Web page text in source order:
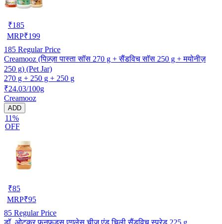
₹185
MRP₹199
185 Regular Price
Creamooz (पिज़्ज़ा पास्ता सॉस 270 g + सैंडविच सॉस 250 g + मयोनीज़
250 g) (Pet Jar)
270 g + 250 g + 250 g
₹24.03/100g
Creamooz
ADD
11%
OFF
₹85
MRP₹95
85 Regular Price
डॉ. ओटकर फनफूड्स एगलेस चीज़ एंड चिली सैंडविच स्प्रेड 225 g